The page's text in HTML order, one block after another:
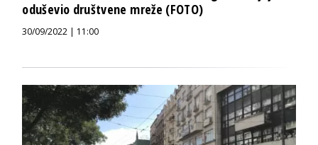
oduševio društvene mreže (FOTO)
30/09/2022 | 11:00